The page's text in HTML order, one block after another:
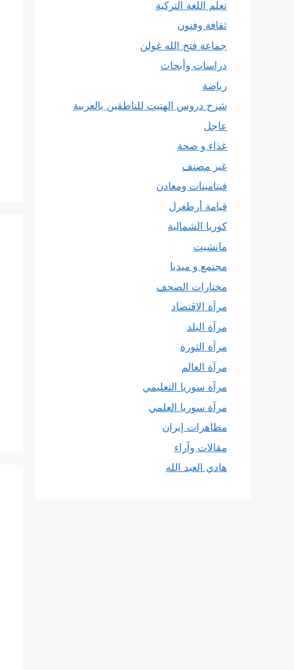
تعلم اللغة التركية
ثقافة وفنون
جماعة فتح الله غولن
دراسات وأبحاث
رياضة
شرح دروس الهتيت للناطقين بالعربية
عاجل
غذاء و صحة
غير مصنف
فيتامينات ومعادن
قيامة أرطغرل
كوريا الشمالية
مانشيت
مجتمع و ميديا
مختارات الصحف
مرآة الاقتصاد
مرآة البلد
مرآة الثورة
مرآة العالم
مرآة سوريا التعليمي
مرآة سوريا العلمي
مظاهرات إيران
مقالات وآراء
هادي العبد الله